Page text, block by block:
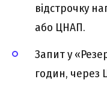
відстрочку
або ЦНАП.
Запит у
годин, через